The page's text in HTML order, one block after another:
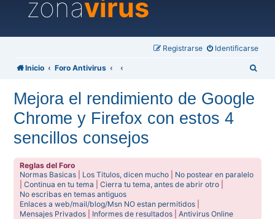
zonavirus
Identificarse
Registrarse
Inicio Foro Antivirus
Mejora el rendimiento de Google
Chrome y Firefox con estos 4
sencillos consejos
Reglas del Foro
Normas Basicas
Los Titulos, dicen mucho
No postear en paralelo
|Continua en tu tema |Cierra tu tema, antes de abrir otro
No escribas en temas antiguos
Enlaces a web/mail/blog/Msn NO estan permitidos
Mensajes Privados
Informes de resultados |Antivirus Online